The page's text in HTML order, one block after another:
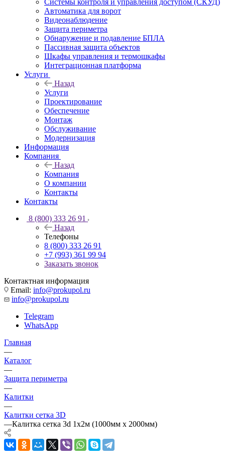
Системы контроля и управления доступом (СКУД)
Автоматика для ворот
Видеонаблюдение
Защита периметра
Обнаружение и подавление БПЛА
Пассивная защита объектов
Шкафы управления и термошкафы
Интеграционная платформа
Услуги
Назад
Услуги
Проектирование
Обеспечение
Монтаж
Обслуживание
Модернизация
Информация
Компания
Назад
Компания
О компании
Контакты
Контакты
8 (800) 333 26 91
Назад
Телефоны
8 (800) 333 26 91
+7 (993) 361 99 94
Заказать звонок
Контактная информация
Email: info@prokupol.ru
info@prokupol.ru
Telegram
WhatsApp
Главная
—
Каталог
—
Защита периметра
—
Калитки
—
Калитки сетка 3D
—Калитка сетка 3d 1х2м (1000мм х 2000мм)